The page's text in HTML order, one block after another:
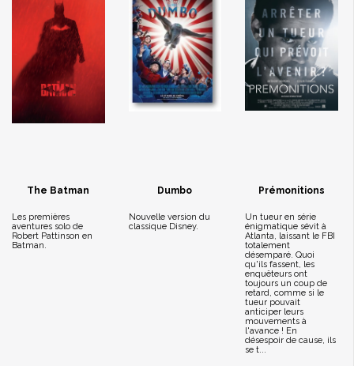
The Batman
Les premières
aventures solo de
Robert Pattinson en
Batman.
Dumbo
Nouvelle version du
classique Disney.
Prémonitions
Un tueur en série
énigmatique sévit à
Atlanta, laissant le FBI
totalement
désemparé. Quoi
qu'ils fassent, les
enquêteurs ont
toujours un coup de
retard, comme si le
tueur pouvait
anticiper leurs
mouvements à
l'avance ! En
désespoir de cause, ils
se t...